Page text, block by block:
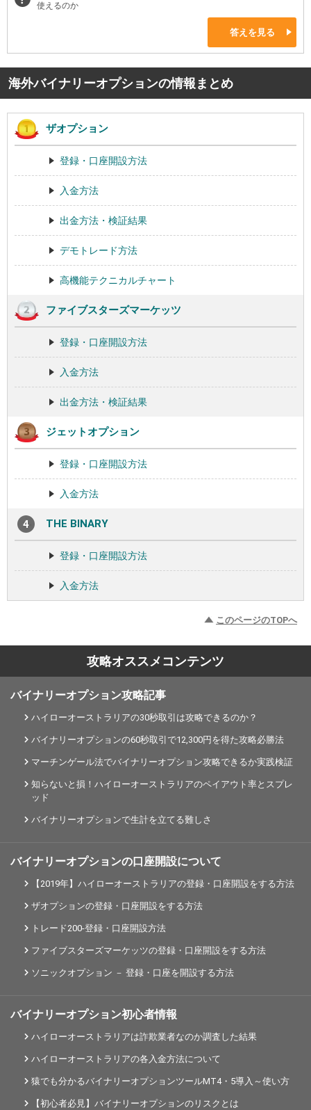
使えるのか
答えを見る
海外バイナリーオプションの情報まとめ
ザオプション
登録・口座開設方法
入金方法
出金方法・検証結果
デモトレード方法
高機能テクニカルチャート
ファイブスターズマーケッツ
登録・口座開設方法
入金方法
出金方法・検証結果
ジェットオプション
登録・口座開設方法
入金方法
THE BINARY
登録・口座開設方法
入金方法
このページのTOPへ
攻略オススメコンテンツ
バイナリーオプション攻略記事
ハイローオーストラリアの30秒取引は攻略できるのか？
バイナリーオプションの60秒取引で12,300円を得た攻略必勝法
マーチンゲール法でバイナリーオプション攻略できるか実践検証
知らないと損！ハイローオーストラリアのペイアウト率とスプレ
ッド
バイナリーオプションで生計を立てる難しさ
バイナリーオプションの口座開設について
【2019年】ハイローオーストラリアの登録・口座開設をする方法
ザオプションの登録・口座開設をする方法
トレード200-登録・口座開設方法
ファイブスターズマーケッツの登録・口座開設をする方法
ソニックオプション － 登録・口座を開設する方法
バイナリーオプション初心者情報
ハイローオーストラリアは詐欺業者なのか調査した結果
ハイローオーストラリアの各入金方法について
猿でも分かるバイナリーオプションツールMT4・5導入～使い方
【初心者必見】バイナリーオプションのリスクとは